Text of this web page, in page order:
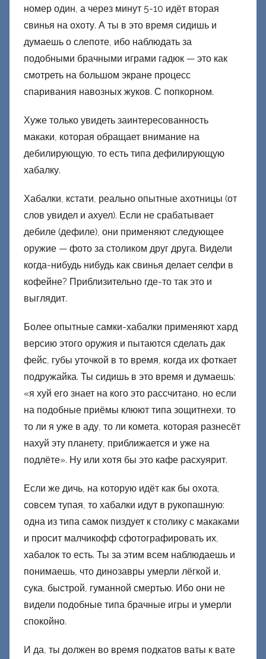
номер один, а через минут 5-10 идёт вторая
свинья на охоту. А ты в это время сидишь и
думаешь о слепоте, ибо наблюдать за
подобными брачными играми гадюк — это как
смотреть на большом экране процесс
спаривания навозных жуков. С попкорном.
Хуже только увидеть заинтересованность
макаки, которая обращает внимание на
дебилирующую, то есть типа дефилирующую
хабалку.
Хабалки, кстати, реально опытные ахотницы (от
слов увидел и ахуел). Если не срабатывает
дебиле (дефиле), они применяют следующее
оружие — фото за столиком друг друга. Видели
когда-нибудь нибудь как свинья делает селфи в
кофейне? Приблизительно где-то так это и
выглядит.
Более опытные самки-хабалки применяют хард
версию этого оружия и пытаются сделать дак
фейс, губы уточкой в то время, когда их фоткает
подружайка. Ты сидишь в это время и думаешь:
«я хуй его знает на кого это рассчитано, но если
на подобные приёмы клюют типа зощитнехи, то
то ли я уже в аду, то ли комета, которая разнесёт
нахуй эту планету, приближается и уже на
подлёте». Ну или хотя бы это кафе расхуярит.
Если же дичь, на которую идёт как бы охота,
совсем тупая, то хабалки идут в рукопашную:
одна из типа самок пиздует к столику с макаками
и просит малчикофф сфотографировать их,
хабалок то есть. Ты за этим всем наблюдаешь и
понимаешь, что динозавры умерли лёгкой и,
сука, быстрой, гуманной смертью. Ибо они не
видели подобные типа брачные игры и умерли
спокойно.
И да, ты должен во время подкатов ваты к вате